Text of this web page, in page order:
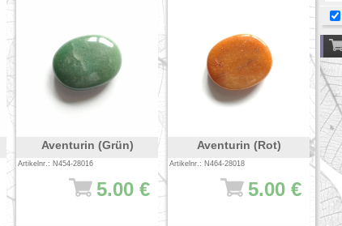
Aventurin (Grün)
Artikelnr.: N454-28016
5.00 €
Aventurin (Rot)
Artikelnr.: N464-28018
5.00 €